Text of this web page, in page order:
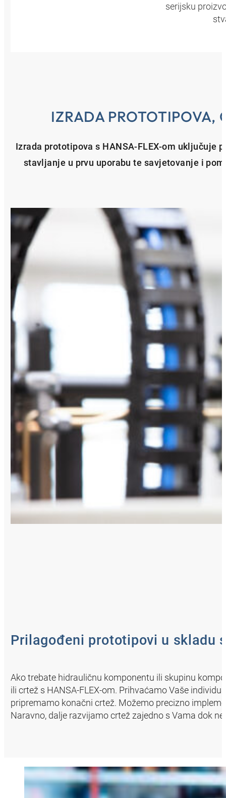
serijsku
IZRADA PROTOTIPOVA,
Izrada prototipova s HANSA‑FLEX-om
stavljanje u prvu uporabu te savjetovanje i
Prilagođeni prototipovi u skladu
Ako trebate hidrauličnu komponentu ili skupinu
ili crtež s HANSA‑FLEX-om. Prihvaćamo Vaše
pripremamo konačni crtež. Možemo precizno
Naravno, dalje razvijamo crtež zajedno s Vama dok